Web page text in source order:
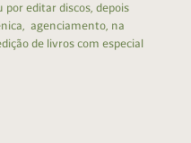
editar discos, depois
agenciamento, na
de livros com especial